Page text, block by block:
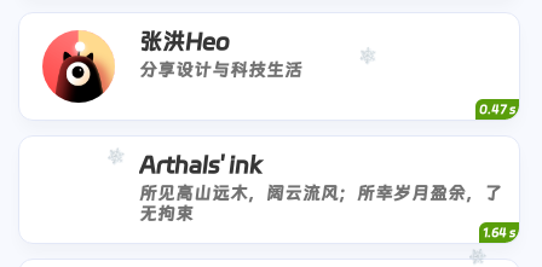
张洪Heo
分享设计与科技生活
0.47 s
Arthals' ink
所见高山远木，阔云流风；所幸岁月盈余，了
无拘束
1.64 s